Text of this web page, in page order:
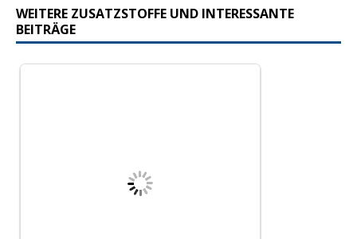
WEITERE ZUSATZSTOFFE UND INTERESSANTE
BEITRÄGE